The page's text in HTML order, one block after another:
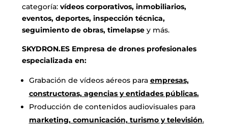
categoría: vídeos corporativos, inmobiliarios,
eventos, deportes, inspección técnica,
seguimiento de obras, timelapsey más.
SKYDRON.ES Empresa de drones profesionales
especializada en:
Grabación de vídeos aéreos para empresas,
constructoras, agencias y entidades públicas.
Producción de contenidos audiovisuales para
marketing, comunicación, turismo y televisión.